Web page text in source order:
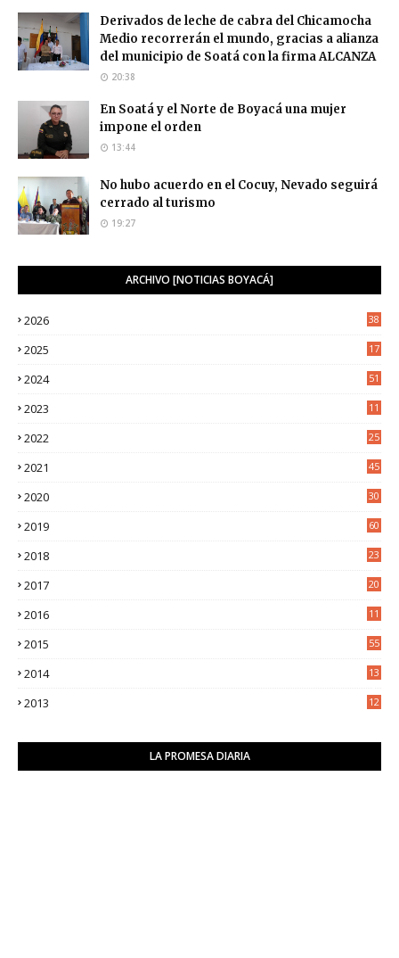
Derivados de leche de cabra del Chicamocha
Medio recorrerán el mundo, gracias a alianza
del municipio de Soatá con la firma ALCANZA
20:38
En Soatá y el Norte de Boyacá una mujer
impone el orden
13:44
No hubo acuerdo en el Cocuy, Nevado seguirá
cerrado al turismo
19:27
ARCHIVO [NOTICIAS BOYACÁ]
2026 38
2025
17
2024 51
2023
11
2022
25
2021
45
2020
30
2019 60
2018
23
2017
20
2016
11
2015 55
2014
13
2013
12
LA PROMESA DIARIA